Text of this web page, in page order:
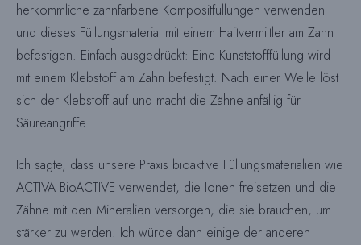
herkömmliche zahnfarbene Kompositfüllungen verwenden
und dieses Füllungsmaterial mit einem Haftvermittler am Zahn
befestigen. Einfach ausgedrückt: Eine Kunststofffüllung wird
mit einem Klebstoff am Zahn befestigt. Nach einer Weile löst
sich der Klebstoff auf und macht die Zähne anfällig für
Säureangriffe.
Ich sagte, dass unsere Praxis bioaktive Füllungsmaterialien wie
ACTIVA BioACTIVE verwendet, die Ionen freisetzen und die
Zähne mit den Mineralien versorgen, die sie brauchen, um
stärker zu werden. Ich würde dann einige der anderen